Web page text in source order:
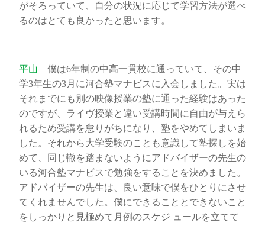
がそろっていて、自分の状況に応じて学習方法が選べ
るのはとても良かったと思います。
平山
僕は6年制の中高一貫校に通っていて、その中
学3年生の3月に河合塾マナビスに入会しました。実は
それまでにも別の映像授業の塾に通った経験はあった
のですが、ライヴ授業と違い受講時間に自由が与えら
れるため受講を怠りがちになり、塾をやめてしまいま
した。それから大学受験のことも意識して塾探しを始
めて、同じ轍を踏まないようにアドバイザーの先生の
いる河合塾マナビスで勉強をすることを決めました。
アドバイザーの先生は、良い意味で僕をひとりにさせ
てくれませんでした。僕にできることとできないこと
をしっかりと見極めて月例のスケジ ュールを立てて